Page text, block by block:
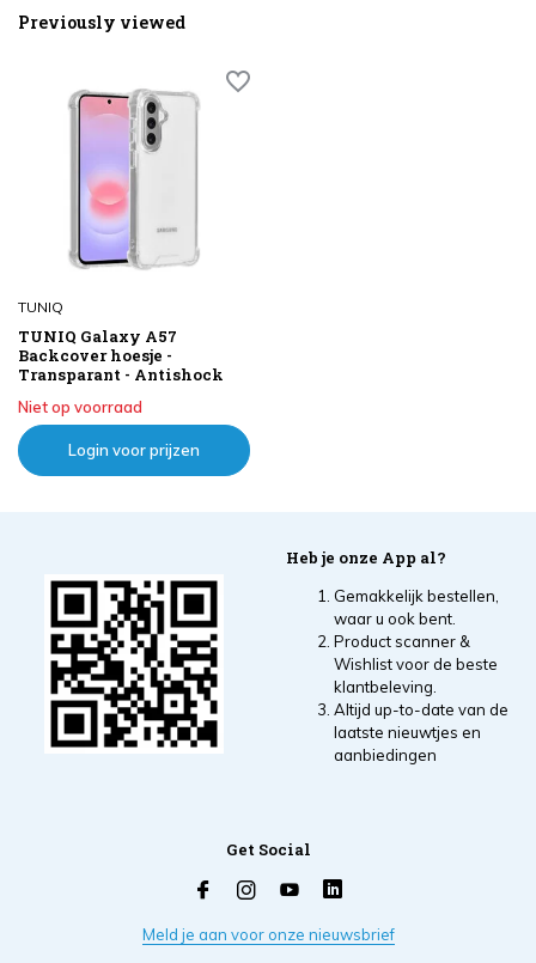
Previously viewed
TUNIQ
TUNIQ Galaxy A57
Backcover hoesje -
Transparant - Antishock
Niet op voorraad
Login voor prijzen
Heb je onze App al?
Gemakkelijk bestellen,
waar u ook bent.
Product scanner &
Wishlist voor de beste
klantbeleving.
Altijd up-to-date van de
laatste nieuwtjes en
aanbiedingen
Get Social
Meld je aan voor onze nieuwsbrief